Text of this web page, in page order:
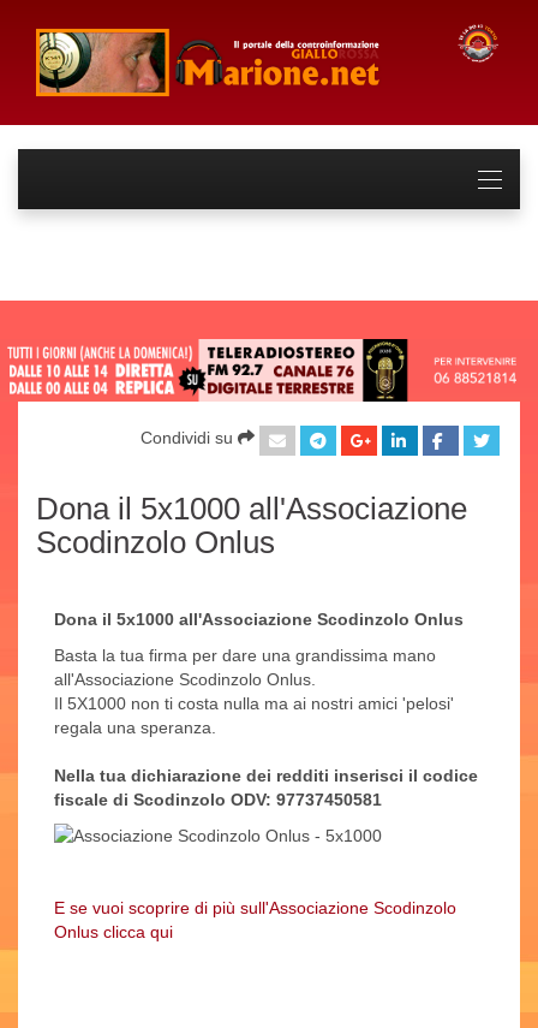
Condividi su
Dona il 5x1000 all'Associazione
Scodinzolo Onlus
Dona il 5x1000 all'Associazione Scodinzolo Onlus
Basta la tua firma per dare una grandissima mano
all'Associazione Scodinzolo Onlus.
Il 5X1000 non ti costa nulla ma ai nostri amici 'pelosi'
regala una speranza.
Nella tua dichiarazione dei redditi inserisci il codice
fiscale di Scodinzolo ODV: 97737450581
E se vuoi scoprire di più sull'Associazione Scodinzolo
Onlus clicca qui